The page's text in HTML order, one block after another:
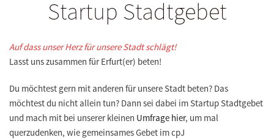
Startup Stadtgebet
Auf dass unser Herz für unsere Stadt schlägt!
Lasst uns zusammen für Erfurt(er) beten!
Du möchtest gern mit anderen für unsere Stadt beten? Das
möchtest du nicht allein tun? Dann sei dabei im Startup Stadtgebet
und mach mit bei unserer kleinen Umfrage hier, um mal
querzudenken, wie gemeinsames Gebet im cpJ